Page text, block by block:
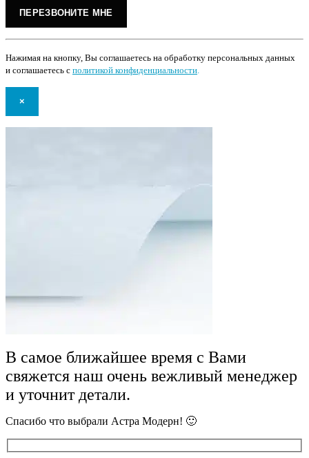
Нажимая на кнопку, Вы соглашаетесь на обработку персональных данных
и соглашаетесь с политикой конфиденциальности
×
В самое ближайшее время с Вами
свяжется наш очень вежливый менеджер
и уточнит детали.
Спасибо что выбрали Астра Модерн! 🙂